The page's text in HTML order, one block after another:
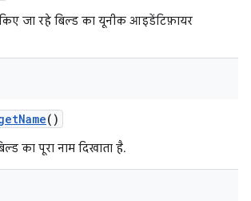
जा रहे बिल्ड का यूनीक आइडेंटिफ़ायर
Name()
का पूरा नाम दिखाता है.